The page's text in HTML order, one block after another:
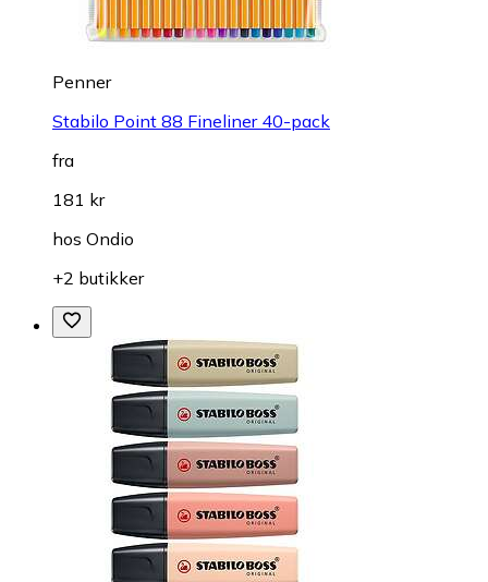
Penner
Stabilo Point 88 Fineliner 40-pack
fra
181 kr
hos Ondio
+2 butikker